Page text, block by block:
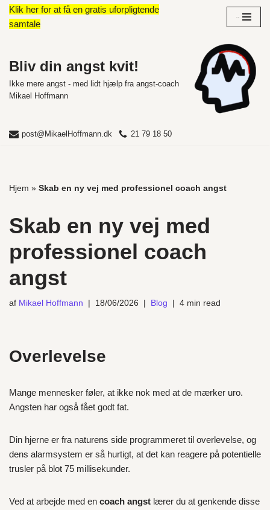
Spring
indhold
Klik her for at få en gratis uforpligtende
samtale
Bliv din angst kvit!
Ikke mere angst - med lidt hjælp fra angst-coach
Mikael Hoffmann
post@MikaelHoffmann.dk 21 79 18 50
Hjem » Skab en ny vej med professionel coach angst
Skab en ny vej med
professionel coach
angst
af Mikael Hoffmann 18/06/2026 Blog 4 min read
Overlevelse
Mange mennesker føler, at ikke nok med at de mærker uro.
Angsten har også fået godt fat.
Din hjerne er fra naturens side programmeret til overlevelse, og
dens alarmsystem er så hurtigt, at det kan reagere på potentielle
trusler på blot 75 millisekunder.
Ved at arbejde med en coach angst lærer du at genkende disse